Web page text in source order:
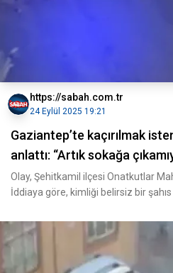
https://sabah.com.tr
24 Eylül 2025 19:21
Gaziantep’te kaçırılmak
anlattı: “Artık sokağa
Olay, Şehitkamil ilçesi Onatkutlar
İddiaya göre, kimliği belirsiz bir